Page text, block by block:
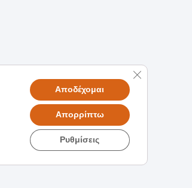
Αποδέχομαι
Απορρίπτω
Ρυθμίσεις
Κλείσιμο του